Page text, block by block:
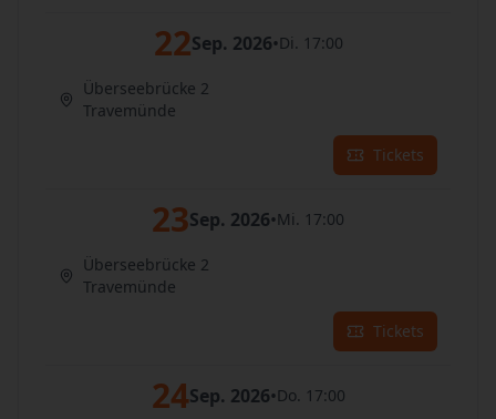
22Sep. 2026•Di. 17:00
Überseebrücke 2
Travemünde
Tickets
23Sep. 2026•Mi. 17:00
Überseebrücke 2
Travemünde
Tickets
24Sep. 2026•Do. 17:00